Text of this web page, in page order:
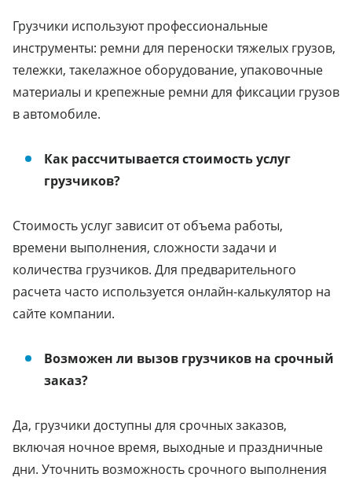
Грузчики используют профессиональные
инструменты: ремни для переноски тяжелых грузов,
тележки, такелажное оборудование, упаковочные
материалы и крепежные ремни для фиксации грузов
в автомобиле.
Как рассчитывается стоимость услуг
грузчиков?
Стоимость услуг зависит от объема работы,
времени выполнения, сложности задачи и
количества грузчиков. Для предварительного
расчета часто используется онлайн-калькулятор на
сайте компании.
Возможен ли вызов грузчиков на срочный
заказ?
Да, грузчики доступны для срочных заказов,
включая ночное время, выходные и праздничные
дни. Уточнить возможность срочного выполнения